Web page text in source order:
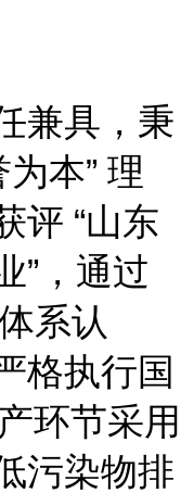
兼具， 秉
本” 理
评 “山东
”，通过
系认
格执行国
环节采用
污染物排